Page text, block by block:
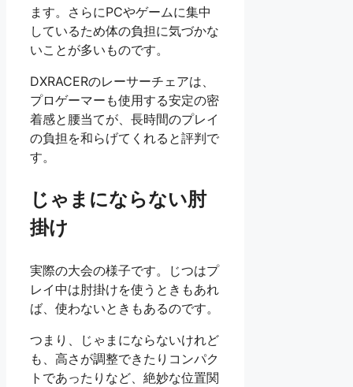
ます。さらにPCやゲームに集中
しているため体の負担に気づかな
いことが多いものです。
DXRACERのレーサーチェアは、
プロゲーマーも使用する安定の密
着感と腰当てが、長時間のプレイ
の負担を和らげてくれると評判で
す。
じゃまにならない肘
掛け
実際の大会の様子です。じつはプ
レイ中は肘掛けを使うときもあれ
ば、使わないときもあるのです。
つまり、じゃまにならないけれど
も、高さが調整できたりコンパク
トであったりなど、絶妙な位置関